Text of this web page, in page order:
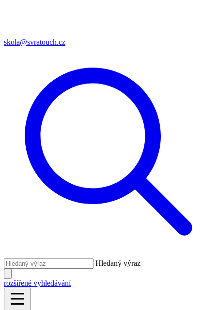
skola@svratouch.cz
Hledaný výraz
rozšířené vyhledávání